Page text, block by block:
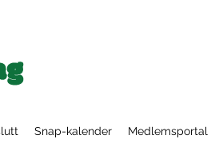
Snap-kalender Medlemsportal